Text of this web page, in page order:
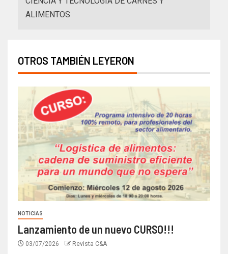
ALIMENTOS
OTROS TAMBIÉN LEYERON
NOTICIAS
Lanzamiento de un nuevo CURSO!!!
03/07/2026 Revista C&A